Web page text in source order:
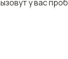
у вас